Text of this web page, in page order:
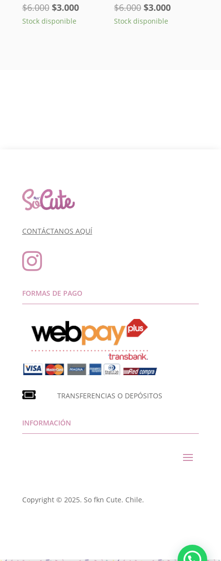
$6.000 El
precio
$3.000El
Stock disponible
$6.000 El
precio
$3.000El
Stock disponible
CONTÁCTANOS AQUÍ

FORMAS DE PAGO
TRANSFERENCIAS O DEPÓSITOS
INFORMACIÓN
Copyright © 2025. So fkn Cute. Chile.